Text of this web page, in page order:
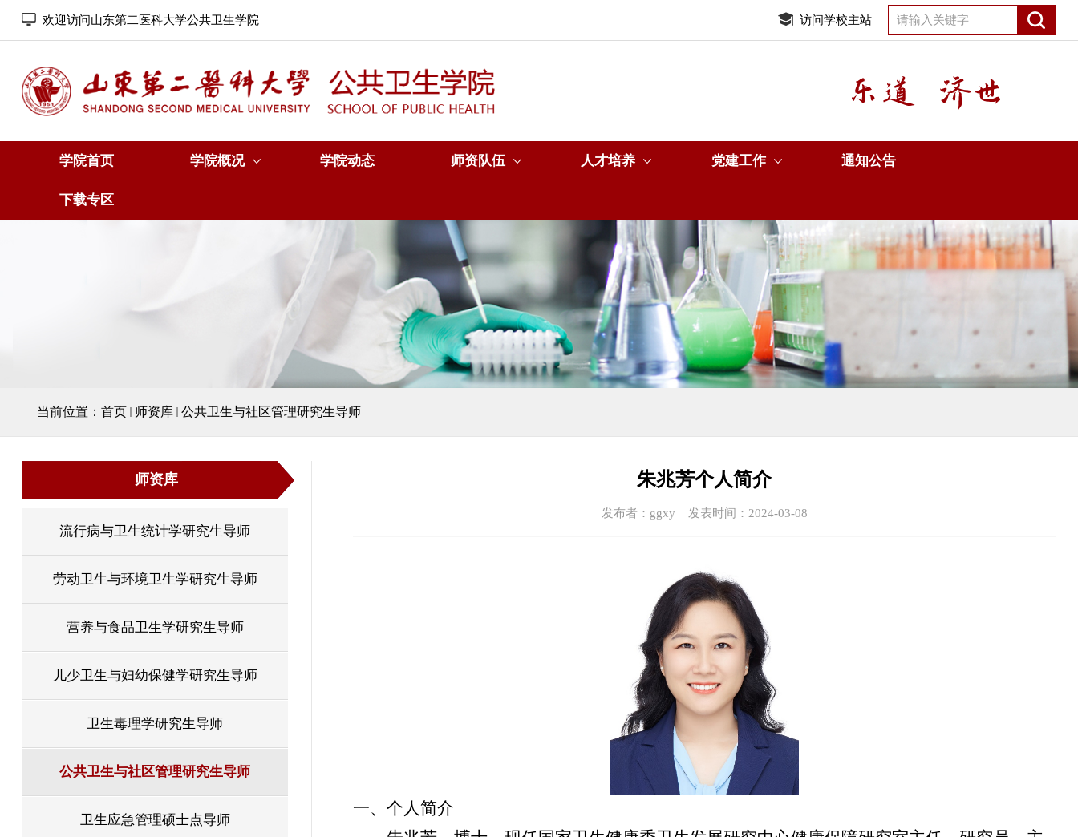
欢迎访问山东第二医科大学公共卫生学院 访问学校主站
学院首页 学院概况 学院动态 师资队伍 人才培养 党建工作 通知公告
下载专区
当前位置：首页 师资库 公共卫生与社区管理研究生导师
师资库
流行病与卫生统计学研究生导师
劳动卫生与环境卫生学研究生导师
营养与食品卫生学研究生导师
儿少卫生与妇幼保健学研究生导师
卫生毒理学研究生导师
公共卫生与社区管理研究生导师
卫生应急管理硕士点导师
朱兆芳个人简介
发布者：ggxy 发表时间：2024-03-08
一、个人简介